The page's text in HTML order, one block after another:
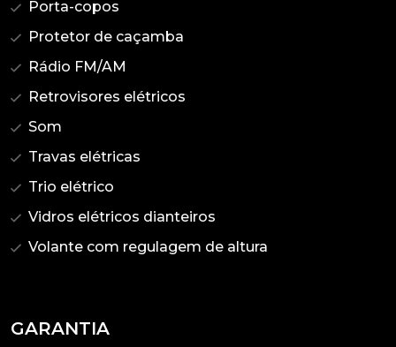
Porta-copos
Protetor de caçamba
Rádio FM/AM
Retrovisores elétricos
Som
Travas elétricas
Trio elétrico
Vidros elétricos dianteiros
Volante com regulagem de altura
GARANTIA